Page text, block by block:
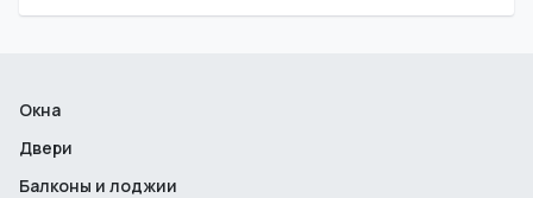
Окна
Двери
Балконы и лоджии